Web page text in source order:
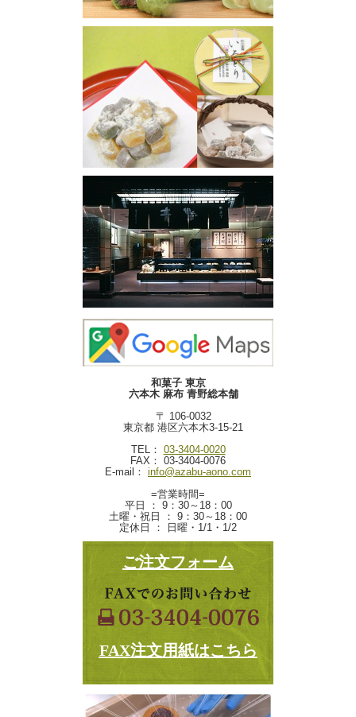
和菓子 東京
六本木 麻布 青野総本舗
〒 106-0032
東京都 港区六本木3-15-21
TEL： 03-3404-0020
FAX： 03-3404-0076
E-mail： info@azabu-aono.com
=営業時間=
平日 ： 9：30～18：00
土曜・祝日 ： 9：30～18：00
定休日 ： 日曜・1/1・1/2
ご注文フォーム
FAX注文用紙はこちら